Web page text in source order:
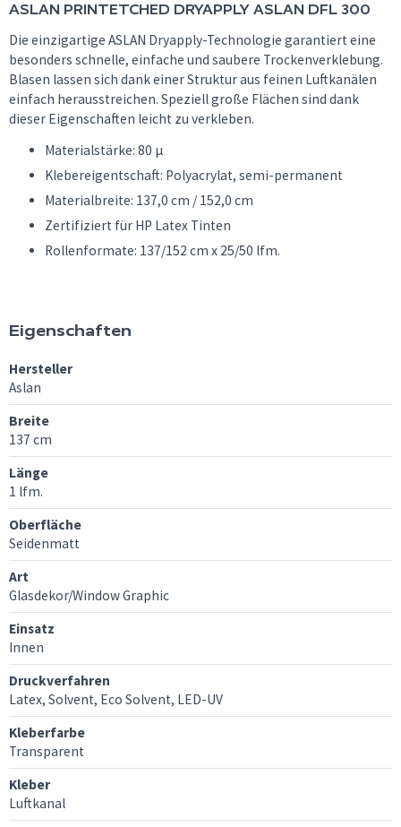
ASLAN PRINTETCHED DRYAPPLY ASLAN DFL 300
Die einzigartige ASLAN Dryapply-Technologie garantiert eine
besonders schnelle, einfache und saubere Trockenverklebung.
Blasen lassen sich dank einer Struktur aus feinen Luftkanälen
einfach herausstreichen. Speziell große Flächen sind dank
dieser Eigenschaften leicht zu verkleben.
Materialstärke: 80 µ
Klebereigentschaft: Polyacrylat, semi-permanent
Materialbreite: 137,0 cm / 152,0 cm
Zertifiziert für HP Latex Tinten
Rollenformate: 137/152 cm x 25/50 lfm.
Eigenschaften
Hersteller
Aslan
Breite
137 cm
Länge
1 lfm.
Oberfläche
Seidenmatt
Art
Glasdekor/Window Graphic
Einsatz
Innen
Druckverfahren
Latex, Solvent, Eco Solvent, LED-UV
Kleberfarbe
Transparent
Kleber
Luftkanal